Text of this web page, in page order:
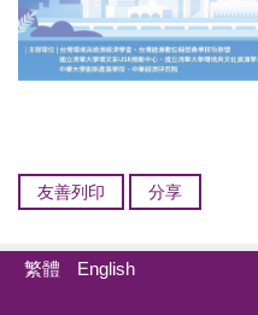
友善列印 分享
繁體 English